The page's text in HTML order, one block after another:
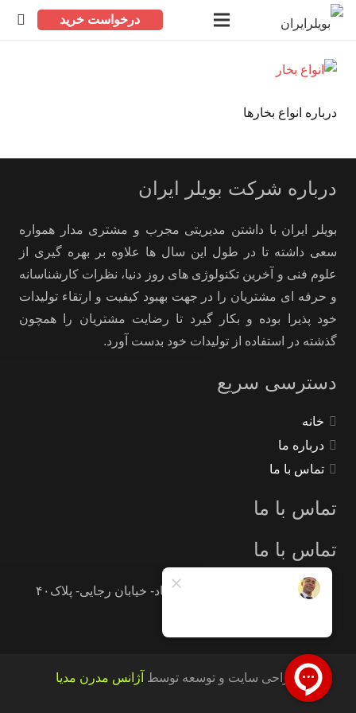
درخواست خرید
درباره انواع بخارها
درباره شرکت بویلر ایران
بویلر ایران با داشتن مدیریتی مجرب و مشتری مدار همواره
سعی داشته تا در طول این سال ها علاوه بر بهره گیری از
علوم فنی و آخرین تکنولوژی های روز دنیا، نظرات کارشناسانه
و حرفه ای مشتریان را در جهت بهبود کیفیت و ارتقاء تولیدات
خود پذیرا بوده و بکار گیرد تا رضایت مشتریان را همچون
گذشته در استفاده از تولیدات خود بدست آورد.
دسترسی سریع
خانه
درباره ما
تماس با ما
تماس با ما
تماس با ما
تهران -جاده خاوران -خاتون آباد- خیابان رجایی- پلاک۴۰
طراحی سایت و توسعه توسط آژانس مدرن مدیا